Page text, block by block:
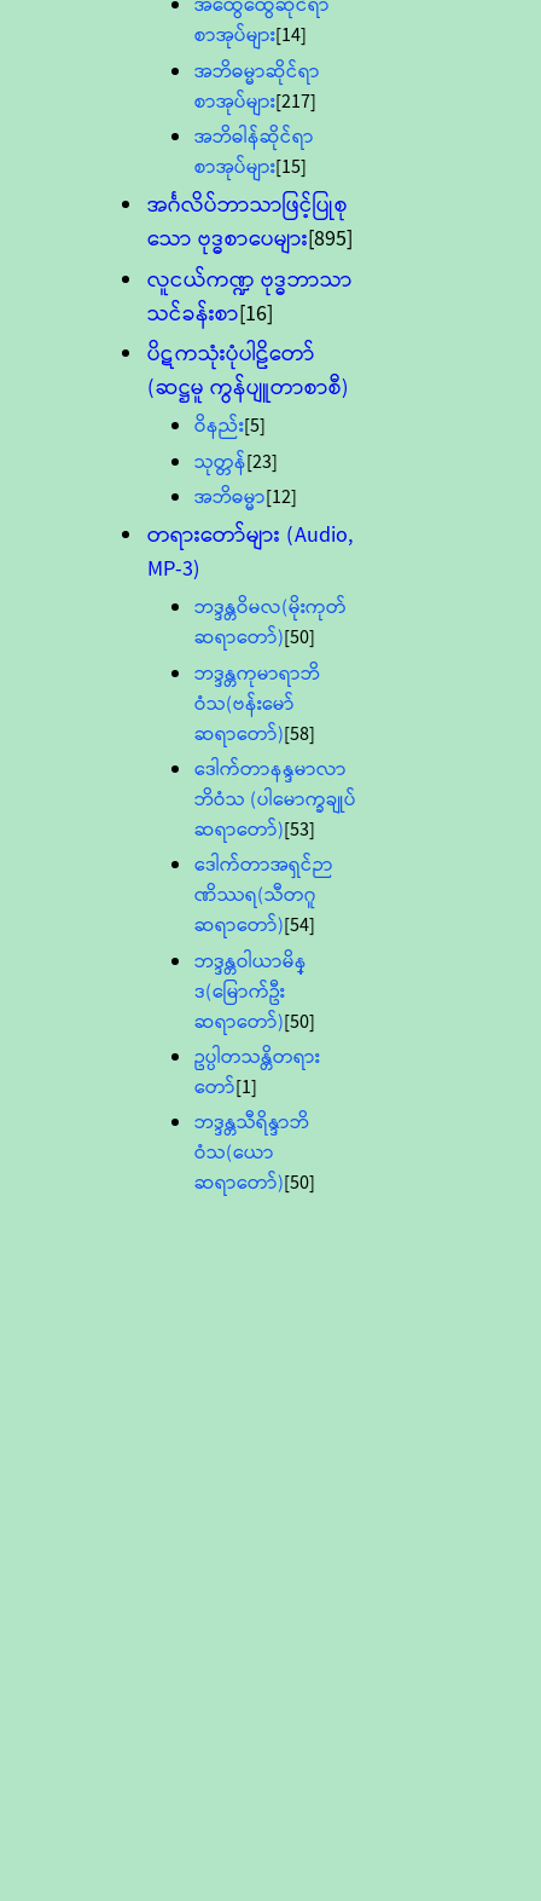
စာအုပ်များ[14]
အဘိဓမ္မာဆိုင်ရာ
စာအုပ်များ[217]
အဘိဓါန်ဆိုင်ရာ
စာအုပ်များ[15]
အင်္ဂလိပ်ဘာသာဖြင့်ပြုစု
သော ဗုဒ္ဓစာပေများ[895]
လူငယ်ကဏ္ဍ ဗုဒ္ဓဘာသာ
သင်ခန်းစာ[16]
ပိဋကသုံးပုံပါဠိတော်
(ဆဋ္ဌမူ ကွန်ပျူတာစာစီ)
ဝိနည်း[5]
သုတ္တန်[23]
အဘိဓမ္မာ[12]
တရားတော်များ (Audio,
MP-3)
ဘဒ္ဒန္တဝိမလ(မိုးကုတ်
ဆရာတော်)[50]
ဘဒ္ဒန္တကုမာရာဘိ
ဝံသ(ဗန်းမော်
ဆရာတော်)[58]
ဒေါက်တာနန္ဒမာလာ
ဘိဝံသ (ပါမောက္ခချုပ်
ဆရာတော်)[53]
ဒေါက်တာအရှင်ဉာ
ဏိဿရ(သီတဂူ
ဆရာတော်)[54]
ဘဒ္ဒန္တဝါယာမိန္
ဒ(မြောက်ဦး
ဆရာတော်)[50]
ဥပ္ပါတသန္တိတရား
တော်[1]
ဘဒ္ဒန္တသီရိန္ဒာဘိ
ဝံသ(ယော
ဆရာတော်)[50]